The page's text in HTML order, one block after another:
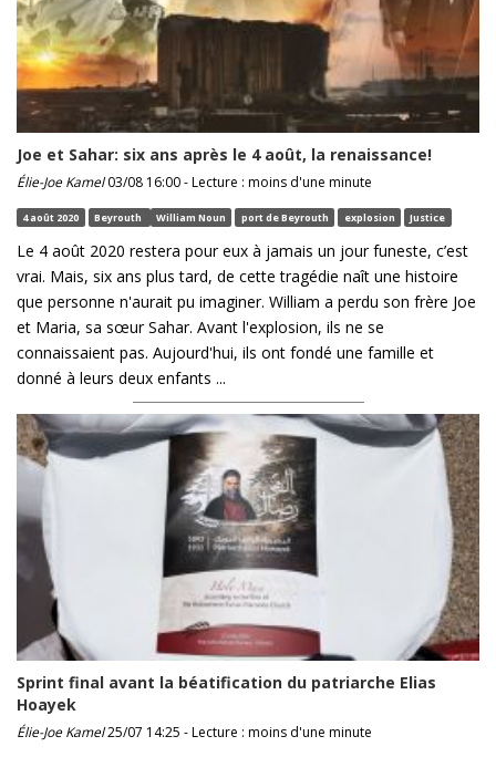
Joe et Sahar: six ans après le 4 août, la renaissance!
Élie-Joe Kamel03/08 16:00 - Lecture : moins d'une minute
4 août 2020 Beyrouth William Noun port de Beyrouth explosion Justice
Le 4 août 2020 restera pour eux à jamais un jour funeste, c’est
vrai. Mais, six ans plus tard, de cette tragédie naît une histoire
que personne n'aurait pu imaginer. William a perdu son frère Joe
et Maria, sa sœur Sahar. Avant l'explosion, ils ne se
connaissaient pas. Aujourd'hui, ils ont fondé une famille et
donné à leurs deux enfants ...
Sprint final avant la béatification du patriarche Elias
Hoayek
Élie-Joe Kamel25/07 14:25 - Lecture : moins d'une minute